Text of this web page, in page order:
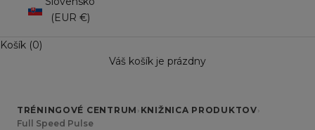
(EUR €)
Košík (0)
Váš košík je prázdny
TRÉNINGOVÉ CENTRUM › KNIŽNICA PRODUKTOV›
Full Speed Pulse